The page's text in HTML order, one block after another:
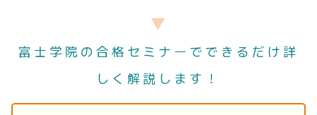
▼
富士学院の合格セミナーでできるだけ詳
しく解説します！